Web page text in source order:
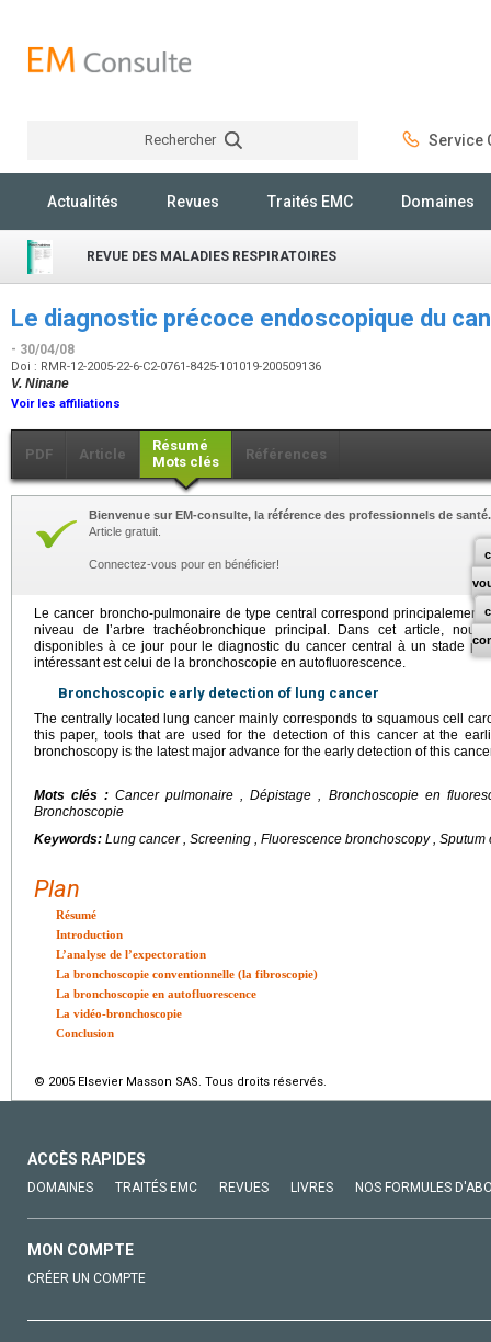
Rechercher Service
Actualités Revues Traités EMC Domaines
REVUE DES MALADIES RESPIRATOIRES
Le diagnostic précoce endoscopique du
- 30/04/08
Doi : RMR-12-2005-22-6-C2-0761-8425-101019-200509136
V. Ninane
Voir les affiliations
PDF Article
Résumé
Mots clés
Références
Bienvenue sur EM-consulte, la référence des professionnels de santé.
Article gratuit.
Connectez-vous pour en bénéficier!
Le cancer broncho-pulmonaire de type central correspond
niveau de l’arbre trachéobronchique principal. Dans cet article,
disponibles à ce jour pour le diagnostic du cancer central à un stade
intéressant est celui de la bronchoscopie en autofluorescence.
Bronchoscopic early detection of lung cancer
The centrally located lung cancer mainly corresponds to squamous cell
this paper, tools that are used for the detection of this cancer at the
bronchoscopy is the latest major advance for the early detection of this
Mots clés :Cancer pulmonaire , Dépistage , Bronchoscopie en
Bronchoscopie
Keywords: Lung cancer , Screening , Fluorescence bronchoscopy , Sputum
Plan
Résumé
Introduction
L’analyse de l’expectoration
La bronchoscopie conventionnelle (la fibroscopie)
La bronchoscopie en autofluorescence
La vidéo-bronchoscopie
Conclusion
© 2005 Elsevier Masson SAS. Tous droits réservés.
ACCÈS RAPIDES
DOMAINES TRAITÉS EMC REVUES LIVRES NOS FORMULES
MON COMPTE
CRÉER UN COMPTE